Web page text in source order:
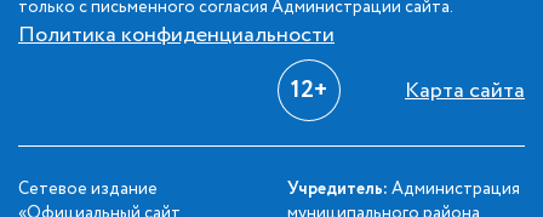
только с письменного согласия Администрации сайта.
Политика конфиденциальности
12+ Карта сайта
Сетевое издание
Учредитель: Администрация